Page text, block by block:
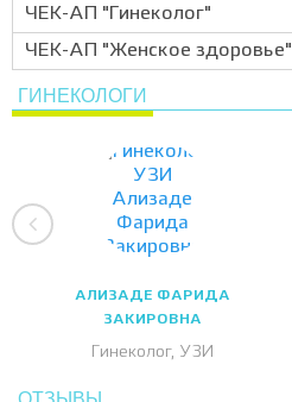
ЧЕК-АП "Гинеколог"
ЧЕК-АП "Женское здоровье"
ГИНЕКОЛОГИ
АЛИЗАДЕ ФАРИДА
ЗАКИРОВНА
Гинеколог, УЗИ